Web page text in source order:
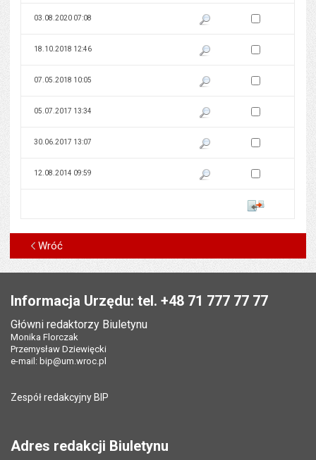
03.08.2020 07:08 Pokaż podgląd wersji z dnia
Zaznacz wersję do
18.10.2018 12:46 Pokaż podgląd wersji z dnia
Zaznacz wersję do
07.05.2018 10:05 Pokaż podgląd wersji z dnia
Zaznacz wersję do
05.07.2017 13:34 Pokaż podgląd wersji z dnia
Zaznacz wersję do
30.06.2017 13:07 Pokaż podgląd wersji z dnia
Zaznacz wersję do
12.08.2014 09:59 Pokaż podgląd wersji z dnia
Zaznacz wersję do
Porównaj
Wróć
Informacja Urzędu: tel. +48 71 777 77 77
Główni redaktorzy Biuletynu
Monika Florczak
Przemysław Dziewięcki
e-mail: bip@um.wroc.pl
Zespół redakcyjny BIP
Adres redakcji Biuletynu